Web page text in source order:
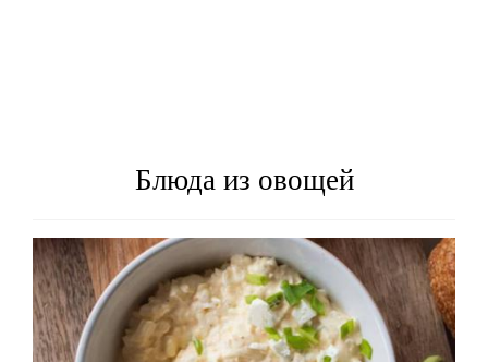
Блюда из овощей